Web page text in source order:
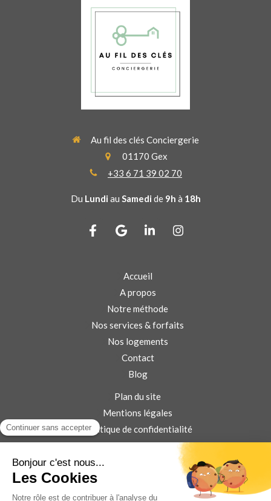
Au fil des clés Conciergerie
01170 Gex
+33 6 71 39 02 70
Du Lundi au Samedi de 9h à 18h
Accueil
A propos
Notre méthode
Nos services & forfaits
Nos logements
Contact
Blog
Plan du site
Mentions légales
Politique de confidentialité
Conditions Générales d'Utilisation
Service local, humain et clé en main pour la location courte
durée dans le Pays de Gex.